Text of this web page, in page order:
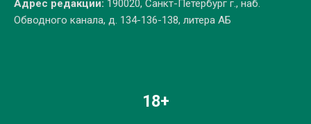
Адрес редакции: 190020, Санкт-Петербург г., наб.
Обводного канала, д. 134-136-138, литера АБ
18+